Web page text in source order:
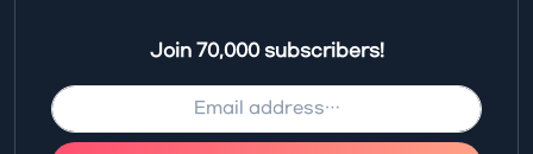
Join 70,000 subscribers!